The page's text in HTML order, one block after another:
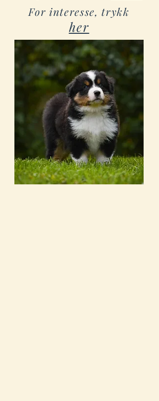
For interesse, trykk
her